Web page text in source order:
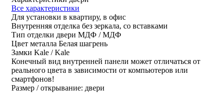
Все характеристики
Для установки в квартиру, в офис
Внутренняя отделка без зеркала, со вставками
Тип отделки двери МДФ / МДФ
Цвет металла Белая шагрень
Замки Kale / Kale
Конечный вид внутренней панели может отличаться от
реального цвета в зависимости от компьютеров или
смартфонов!
Размер / открывание: двери